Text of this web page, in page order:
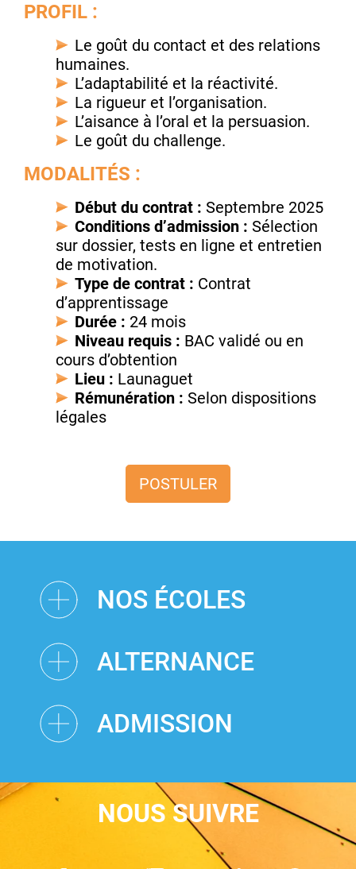
PROFIL :
Le goût du contact et des relations
humaines.
L’adaptabilité et la réactivité.
La rigueur et l’organisation.
L’aisance à l’oral et la persuasion.
Le goût du challenge.
MODALITÉS :
Début du contrat : Septembre 2025
Conditions d’admission : Sélection
sur dossier, tests en ligne et entretien
de motivation.
Type de contrat : Contrat
d’apprentissage
Durée : 24 mois
Niveau requis : BAC validé ou en
cours d’obtention
Lieu : Launaguet
Rémunération : Selon dispositions
légales
POSTULER
NOS ÉCOLES
ALTERNANCE
ADMISSION
NOUS SUIVRE